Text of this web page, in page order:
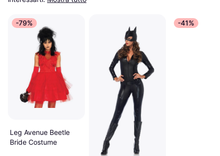
-79%
Leg Avenue Beetle
Bride Costume
-41%